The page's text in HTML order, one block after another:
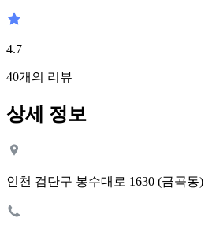
4.7
40개의 리뷰
상세 정보
인천 검단구 봉수대로 1630 (금곡동)